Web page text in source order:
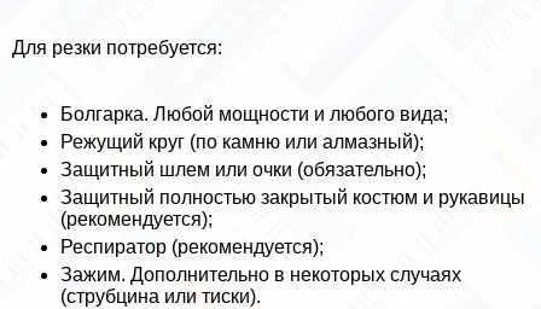
Для резки потребуется:
Болгарка. Любой мощности и любого вида;
Режущий круг (по камню или алмазный);
Защитный шлем или очки (обязательно);
Защитный полностью закрытый костюм и рукавицы
(рекомендуется);
Респиратор (рекомендуется);
Зажим. Дополнительно в некоторых случаях
(струбцина или тиски).